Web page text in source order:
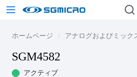
ホームページ アナログおよびミック
SGM4582
アクティブ